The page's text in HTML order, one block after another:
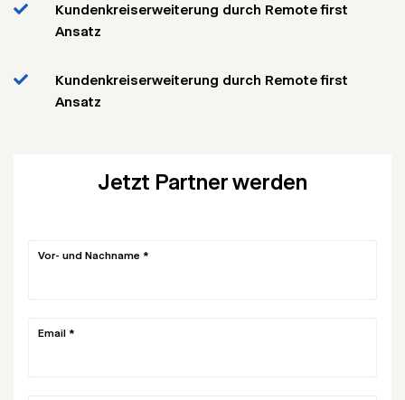
Kundenkreiserweiterung durch Remote first
Ansatz
Kundenkreiserweiterung durch Remote first
Ansatz
Jetzt Partner werden
Vor- und Nachname *
Email *